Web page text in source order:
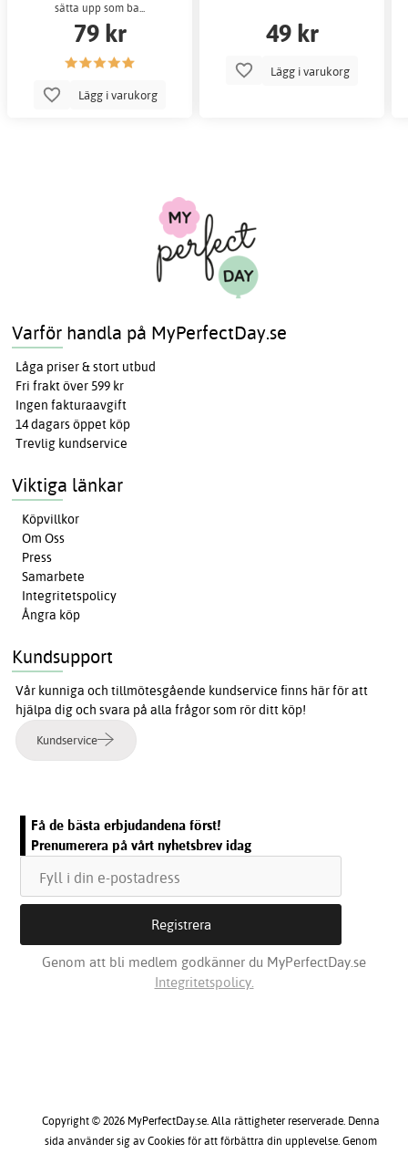
sätta upp som ba...
79 kr
Lägg i varukorg
49 kr
Lägg i varukorg
Varför handla på MyPerfectDay.se
Låga priser & stort utbud
Fri frakt över 599 kr
Ingen fakturaavgift
14 dagars öppet köp
Trevlig kundservice
Viktiga länkar
Köpvillkor
Om Oss
Press
Samarbete
Integritetspolicy
Ångra köp
Kundsupport
Vår kunniga och tillmötesgående kundservice finns här för att
hjälpa dig och svara på alla frågor som rör ditt köp!
Kundservice
Få de bästa erbjudandena först!
Prenumerera på vårt nyhetsbrev idag
Genom att bli medlem godkänner du MyPerfectDay.se
Integritetspolicy.
Copyright © 2026 MyPerfectDay.se. Alla rättigheter reserverade. Denna
sida använder sig av Cookies för att förbättra din upplevelse. Genom